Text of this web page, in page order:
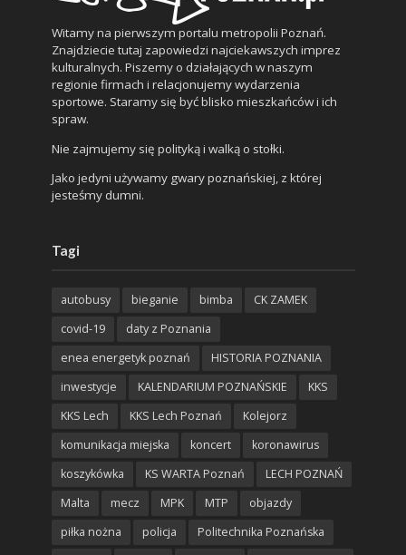
Witamy na pierwszym portalu metropolii Poznań.
Znajdziecie tutaj zapowiedzi najciekawszych imprez
kulturalnych. Piszemy o działających w naszym
regionie firmach i relacjonujemy wydarzenia
sportowe. Staramy się być blisko mieszkańców i ich
spraw.
Nie zajmujemy się polityką i walką o stołki.
Jako jedyni używamy gwary poznańskiej, z której
jesteśmy dumni.
Tagi
autobusy bieganie bimba
CK ZAMEK
covid-19
daty z Poznania
enea energetyk poznań
HISTORIA POZNANIA
inwestycje
KALENDARIUM POZNAŃSKIE
KKS
KKS Lech
KKS Lech Poznań
Kolejorz
komunikacja miejska
koncert
koronawirus
koszykówka
KS WARTA Poznań
LECH POZNAŃ
Malta
mecz MPK MTP
objazdy
piłka nożna
policja
Politechnika Poznańska